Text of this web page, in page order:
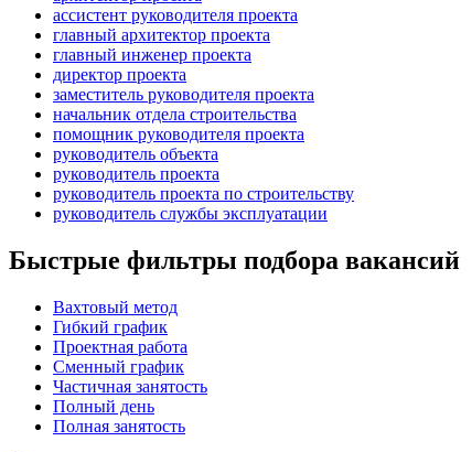
ассистент руководителя проекта
главный архитектор проекта
главный инженер проекта
директор проекта
заместитель руководителя проекта
начальник отдела строительства
помощник руководителя проекта
руководитель объекта
руководитель проекта
руководитель проекта по строительству
руководитель службы эксплуатации
Быстрые фильтры подбора вакансий
Вахтовый метод
Гибкий график
Проектная работа
Сменный график
Частичная занятость
Полный день
Полная занятость